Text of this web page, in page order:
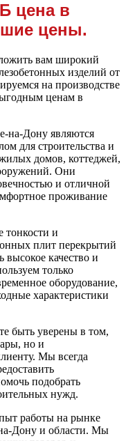
цена в
цены.
вам широкий
изделий от
на производстве
ценам в
на-Дону являются
для строительства и
домов, коттеджей,
Они
и отличной
проживание
тонкости и
плит перекрытий
качество и
только
оборудование,
характеристики
быть уверены в том,
но и
Мы всегда
подобрать
нужд.
работы на рынке
Дону и области. Мы